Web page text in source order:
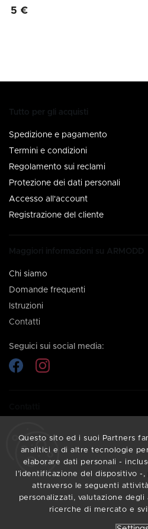
Questo sito ed i suoi Partners
analitici e di altre tecnologie
elaborare dati personali -
l’identificazione del dispositivo
attraverso le seguenti
personalizzati, valutazione
ricerche di mercato e
5 €
Tutto per gli acquisti
Spedizione e pagamento
Termini e condizioni
Regolamento sui reclami
Protezione dei dati personali
Accesso all'account
Registrazione del cliente
Maggiori informazioni su ARMODD
Chi siamo
Domande frequenti
Istruzioni
Contatti
Seguici sui social media:
siamo qui per te.
info@armodd.it
Ti rispondiamo entro 24 ore.